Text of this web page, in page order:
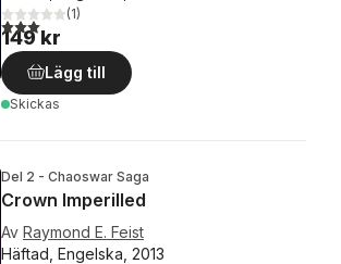
3,0utav 5 stjärnor. Totalt antal röster:
(1)
149 kr
Lägg till
Skickas
Del 2 - Chaoswar Saga
Crown Imperilled
Av Raymond E. Feist
Häftad, Engelska, 2013